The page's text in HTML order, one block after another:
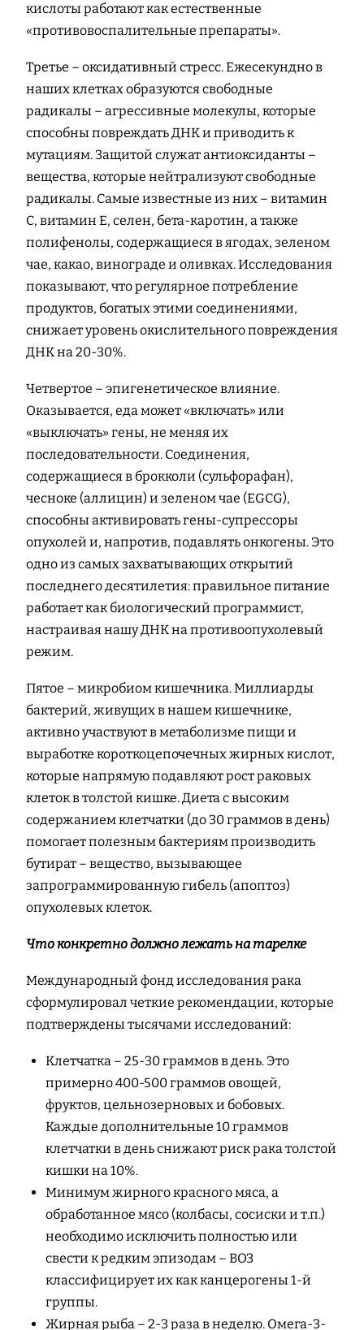
кислоты работают как естественные
«противовоспалительные препараты».
Третье – оксидативный стресс. Ежесекундно в
наших клетках образуются свободные
радикалы – агрессивные молекулы, которые
способны повреждать ДНК и приводить к
мутациям. Защитой служат антиоксиданты –
вещества, которые нейтрализуют свободные
радикалы. Самые известные из них – витамин
С, витамин Е, селен, бета-каротин, а также
полифенолы, содержащиеся в ягодах, зеленом
чае, какао, винограде и оливках. Исследования
показывают, что регулярное потребление
продуктов, богатых этими соединениями,
снижает уровень окислительного повреждения
ДНК на 20-30%.
Четвертое – эпигенетическое влияние.
Оказывается, еда может «включать» или
«выключать» гены, не меняя их
последовательности. Соединения,
содержащиеся в брокколи (сульфорафан),
чесноке (аллицин) и зеленом чае (EGCG),
способны активировать гены-супрессоры
опухолей и, напротив, подавлять онкогены. Это
одно из самых захватывающих открытий
последнего десятилетия: правильное питание
работает как биологический программист,
настраивая нашу ДНК на противоопухолевый
режим.
Пятое – микробиом кишечника. Миллиарды
бактерий, живущих в нашем кишечнике,
активно участвуют в метаболизме пищи и
выработке короткоцепочечных жирных кислот,
которые напрямую подавляют рост раковых
клеток в толстой кишке. Диета с высоким
содержанием клетчатки (до 30 граммов в день)
помогает полезным бактериям производить
бутират – вещество, вызывающее
запрограммированную гибель (апоптоз)
опухолевых клеток.
Что конкретно должно лежать на тарелке
Международный фонд исследования рака
сформулировал четкие рекомендации, которые
подтверждены тысячами исследований:
Клетчатка – 25-30 граммов в день. Это
примерно 400-500 граммов овощей,
фруктов, цельнозерновых и бобовых.
Каждые дополнительные 10 граммов
клетчатки в день снижают риск рака толстой
кишки на 10%.
Минимум жирного красного мяса, а
обработанное мясо (колбасы, сосиски и т.п.)
необходимо исключить полностью или
свести к редким эпизодам – ВОЗ
классифицирует их как канцерогены 1-й
группы.
Жирная рыба – 2-3 раза в неделю. Омега-3-